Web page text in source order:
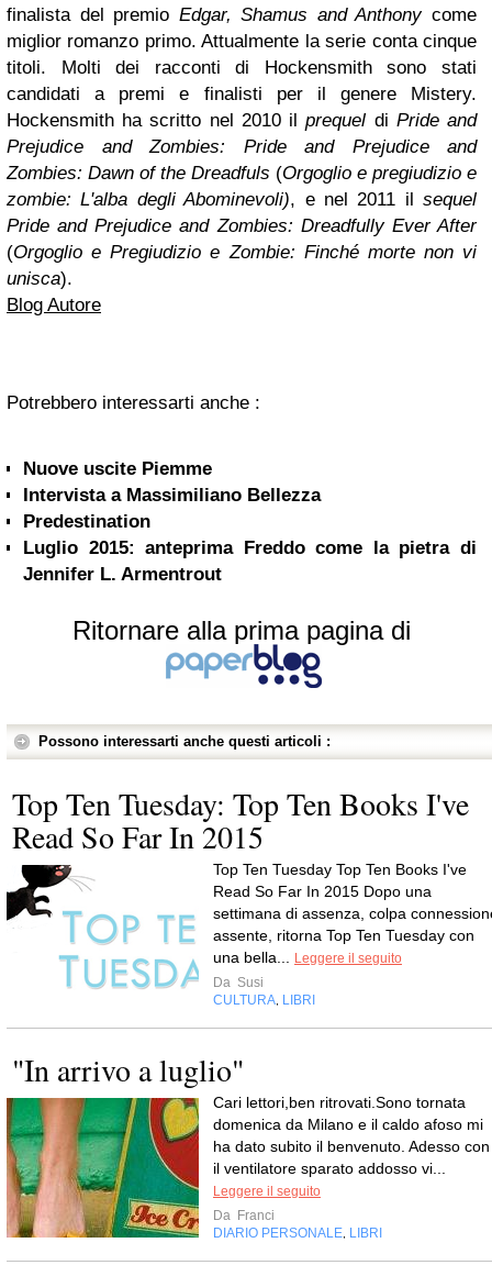
finalista del premio Edgar, Shamus and Anthonycome
miglior romanzo primo. Attualmente la serie conta cinque
titoli. Molti dei racconti di Hockensmith sono stati
candidati a premi e finalisti per il genere Mistery.
Hockensmith ha scritto nel 2010 ilprequel di Pride and
Prejudice and Zombies: Pride and Prejudice and
Zombies: Dawn of the Dreadfuls (Orgoglio e pregiudizio e
zombie: L'alba degli Abominevoli), e nel 2011 il sequel
Pride and Prejudice and Zombies: Dreadfully Ever After
(Orgoglio e Pregiudizio e Zombie: Finché morte non vi
unisca).
Blog Autore
Potrebbero interessarti anche :
Nuove uscite Piemme
Intervista a Massimiliano Bellezza
Predestination
Luglio 2015: anteprima Freddo come la pietra di
Jennifer L. Armentrout
Ritornare alla prima pagina di
Possono interessarti anche questi articoli :
Top Ten Tuesday: Top Ten Books I've
Read So Far In 2015
Top Ten Tuesday Top Ten Books I've
Read So Far In 2015 Dopo una
settimana di assenza, colpa
assente, ritorna Top Ten Tuesday con
una bella...
Leggere il seguito
Da Susi
CULTURA LIBRI
"In arrivo a luglio"
Cari lettori,ben ritrovati.Sono tornata
domenica da Milano e il caldo afoso mi
ha dato subito il benvenuto. Adesso con
il ventilatore sparato addosso vi...
Leggere il seguito
Da Franci
DIARIO PERSONALE LIBRI